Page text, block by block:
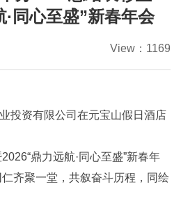
·同心至盛”新春年会
View：1169
投资有限公司在元宝山假日酒店
鼎力远航·同心至盛”新春年
齐聚一堂，共叙奋斗历程，同绘